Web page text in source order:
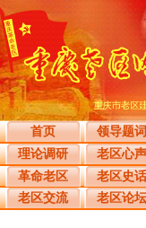
首页 领导题词
理论调研
老区心声
革命老区
老区史话
老区交流
老区论坛